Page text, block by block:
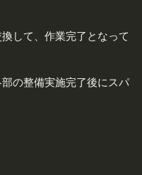
して、作業完了となって
の整備実施完了後にスパ